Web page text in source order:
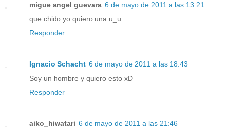
migue angel guevara 6 de mayo de 2011 a las 13:21
que chido yo quiero una u_u
Responder
Ignacio Schacht 6 de mayo de 2011 a las 18:43
Soy un hombre y quiero esto xD
Responder
aiko_hiwatari 6 de mayo de 2011 a las 21:46